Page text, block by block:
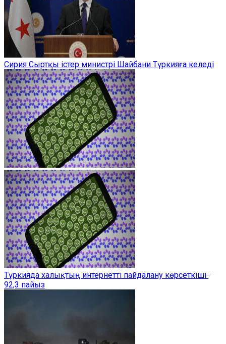
Сирия Сыртқы істер министрі Шайбани Түркияға келеді
Түркияда халықтың интернетті пайдалану көрсеткіші ̶
92,3 пайыз